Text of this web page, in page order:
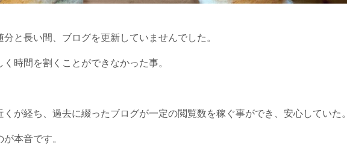
と長い間、ブログを更新していませんでした。
時間を割くことができなかった事。
が経ち、過去に綴ったブログが一定の閲覧数を稼ぐ事ができ、安心していた。
本音です。